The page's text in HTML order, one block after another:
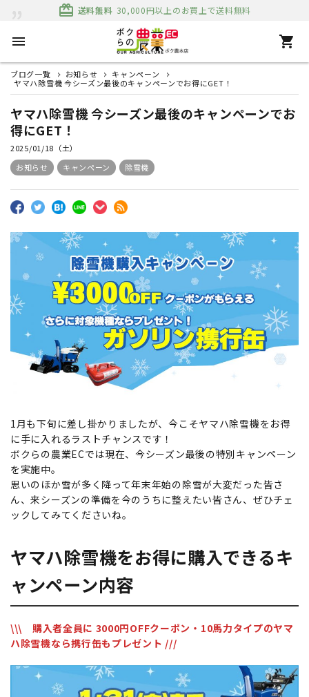
card_giftcard 送料無料 30,000円以上のお買上で送料無料
menu shopping_cart
ブログ一覧 お知らせ
キャンペーン
ヤマハ除雪機 今シーズン最後のキャンペーンでお得にGET！
ヤマハ除雪機 今シーズン最後のキャンペーンでお
得にGET！
2025/01/18（土）
お知らせ
キャンペーン 除雪機
1月も下旬に差し掛かりましたが、今こそヤマハ除雪機をお得
に手に入れるラストチャンスです！
ボクらの農業ECでは現在、今シーズン最後の特別キャンペーン
を実施中。
思いのほか雪が多く降って年末年始の除雪が大変だった皆さ
ん、来シーズンの準備を今のうちに整えたい皆さん、ぜひチェ
ックしてみてくださいね。
ヤマハ除雪機をお得に購入できるキ
ャンペーン内容
\\\ 購入者全員に 3000円OFFクーポン・10馬力タイプのヤマ
ハ除雪機なら携行缶もプレゼント ///